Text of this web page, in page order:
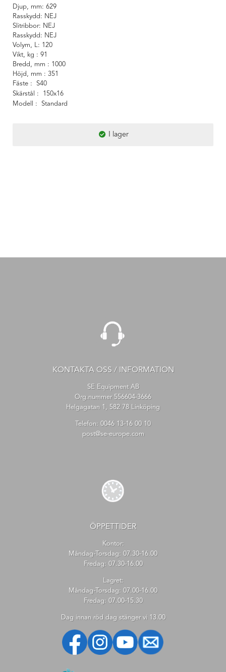
Djup, mm
629
Rasskydd
NEJ
Slitribbor
NEJ
Rasskydd
NEJ
Volym, L
120
Vikt, kg
91
Bredd, mm
1000
Höjd, mm
351
Fäste
S40
Skärstål
150x16
Modell
Standard
I lager
KONTAKTA OSS / INFORMATION
SE Equipment AB
Org.nummer 556604-3666
Helgagatan 1, 582 78 Linköping
Telefon: 0046 13-16 00 10
post@se-europe.com
ÖPPETTIDER
Kontor:
Måndag-Torsdag: 07.30-16.00
Fredag: 07.30-16.00
Lagret:
Måndag-Torsdag: 07.00-16.00
Fredag: 07.00-15.30
Dag innan röd dag stänger vi 13.00